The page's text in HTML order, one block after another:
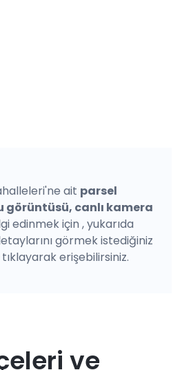
ait parsel
görüntüsü, canlı kamera
edinmek için , yukarıda
görmek istediğiniz
erişebilirsiniz.
ve